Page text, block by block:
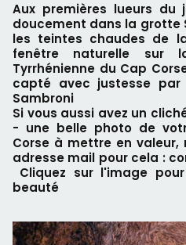
Aux premières lueurs du
doucement dans la grotte
les teintes chaudes de
fenêtre naturelle
Tyrrhénienne du Cap
capté avec justesse par
Sambroni
Si vous aussi avez un
- une belle photo de
Corse à mettre en valeur,
adresse mail pour cela :
Cliquez sur l'image
beauté